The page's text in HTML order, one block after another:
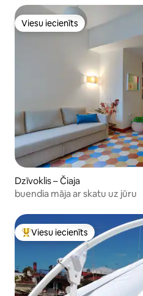
Viesu iecienīts
Viesu iecienīts
Dzīvoklis – Čiaja
buendia māja ar skatu uz jūru
Populārs viesu iecienīts mājoklis
Viesu iecienīts